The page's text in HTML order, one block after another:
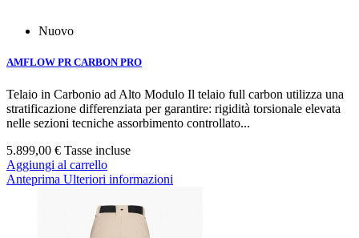
Nuovo
AMFLOW PR CARBON PRO
Telaio in Carbonio ad Alto Modulo Il telaio full carbon utilizza una
stratificazione differenziata per garantire: rigidità torsionale elevata
nelle sezioni tecniche assorbimento controllato...
5.899,00 € Tasse incluse
Aggiungi al carrello
Anteprima Ulteriori informazioni